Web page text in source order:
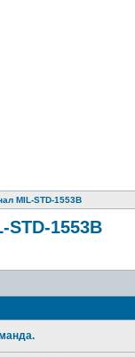
MIL-STD-1553B
1553B